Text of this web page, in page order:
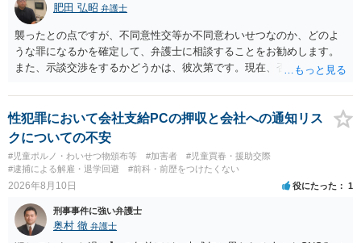
肥田 弘昭 弁護士
襲ったとの点ですが、不同意性交等か不同意わいせつなのか、どのよ
うな罪になるかを確定して、弁護士に相談することをお勧めします。
また、示談交渉をするかどうかは、彼次第です。現在、否認している
を前提に捜査機関に対する弁護活動を弁護人を選任してすべきかと思
います。ご参考にしてください。
性犯罪において会社支給PCの押収と会社への通知リス
クについての不安
#児童ポルノ・わいせつ物頒布等 #加害者
#児童買春・援助交際
#逮捕による解雇・退学回避
#前科・前歴をつけたくない
2026年8月10日 役にたった 1
刑事事件に強い弁護士
奥村 徹 弁護士